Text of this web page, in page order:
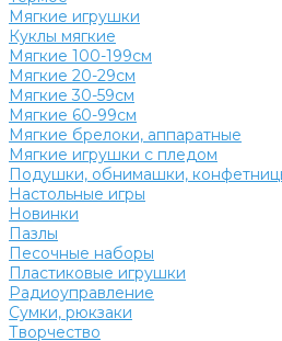
Мягкие игрушки
Куклы мягкие
Мягкие 100-199см
Мягкие 20-29см
Мягкие 30-59см
Мягкие 60-99см
Мягкие брелоки, аппаратные
Мягкие игрушки с пледом
Подушки, обнимашки,
Настольные игры
Новинки
Пазлы
Песочные наборы
Пластиковые игрушки
Радиоуправление
Сумки, рюкзаки
Творчество